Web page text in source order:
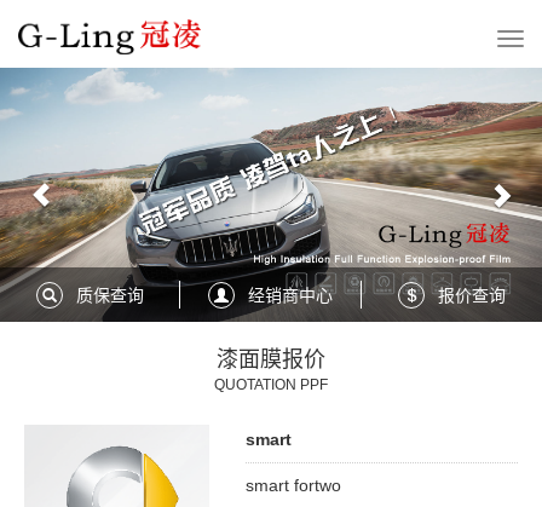
质保查询 经销商中心 报价查询
Previous
漆面膜报价
QUOTATION PPF
smart
smart fortwo